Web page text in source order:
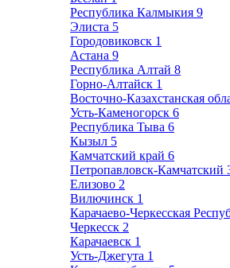
Республика Калмыкия 9
Элиста 5
Городовиковск 1
Астана 9
Республика Алтай 8
Горно-Алтайск 1
Восточно-Казахстанская
Усть-Каменогорск 6
Республика Тыва 6
Кызыл 5
Камчатский край 6
Петропавловск-Камчатский
Елизово 2
Вилючинск 1
Карачаево-Черкесская
Черкесск 2
Карачаевск 1
Усть-Джегута 1